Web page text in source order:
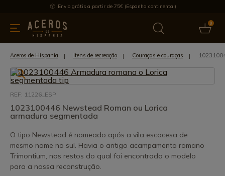
Envio grátis a partir de 75€ (Espanha continental)
0
& Utensílios de cozinha Oferece Últimas notícias
Aceros de Hispania Itens de recreação Couraças e couraças
REF: 11226_ESP
1023100446 Newstead Roman ou Lorica
armadura segmentada
O tipo Newstead é nomeado após a vila escocesa de
mesmo nome no sul. Havia o antigo acampamento romano
Trimontium, nos restos do qual foi encontrado o modelo
para a nossa reconstrução.